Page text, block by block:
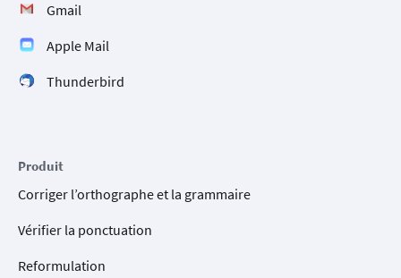
Gmail
Apple Mail
Thunderbird
Produit
Corriger l’orthographe et la grammaire
Vérifier la ponctuation
Reformulation